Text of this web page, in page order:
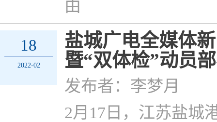
由
18
2022-02
盐城广电全媒体
暨“双体检”动员
发布者：李梦月
2月17日，江苏盐城